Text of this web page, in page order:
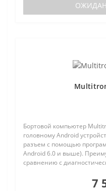
Бортовой компьютер
головному Android
разъем с помощью
Android 6.0 и выше).
сравнению с
7